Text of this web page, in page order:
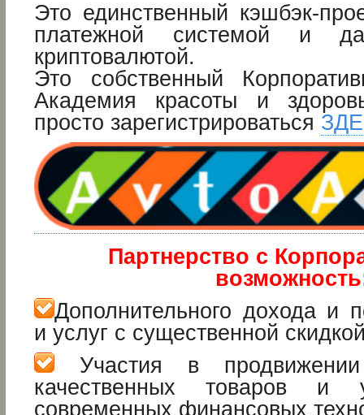
Это единственный кэшбэк-
платежной системой и
криптовалютой.
Это собственный
Академия красоты и
просто зарегистрироваться
Партнерство с
Дополнительного дохода и
и услуг с существенной
Участия в продвижении
качественных товаров и
современных финансовых